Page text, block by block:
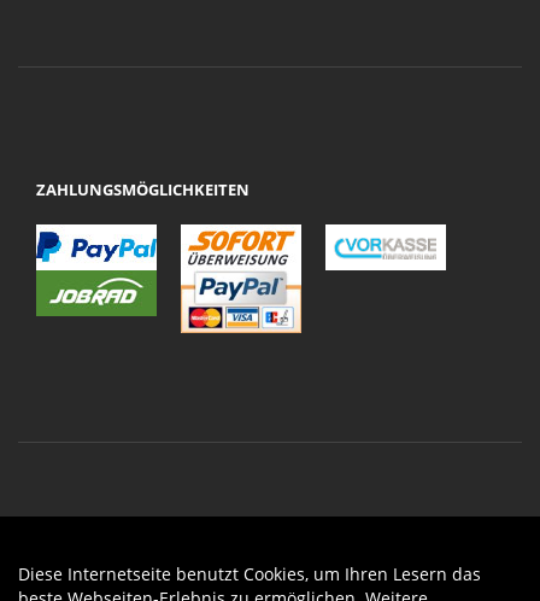
ZAHLUNGSMÖGLICHKEITEN
Diese Internetseite benutzt Cookies, um Ihren Lesern das
Auftrag widerrufen